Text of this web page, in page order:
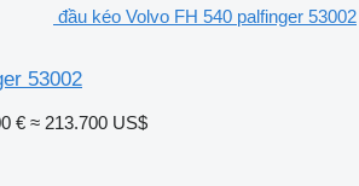
đầu kéo Volvo FH 540 palfinger 53002
53002
€ ≈ 213.700 US$